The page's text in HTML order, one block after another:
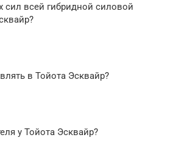
всей гибридной силовой
в Тойота Эсквайр?
у Тойота Эсквайр?